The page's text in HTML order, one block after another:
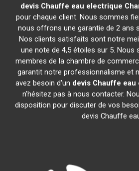
devis Chauffe eau electrique
pour chaque client. Nous sommes
nous offrons une garantie de 2 ans
Nos clients satisfaits sont notre
une note de 4,5 étoiles sur 5. Nous
membres de la chambre de
garantit notre professionnalisme et
avez besoin d'un devis Chauffe
n'hésitez pas à nous contacter.
disposition pour discuter de vos
devis Chauffe